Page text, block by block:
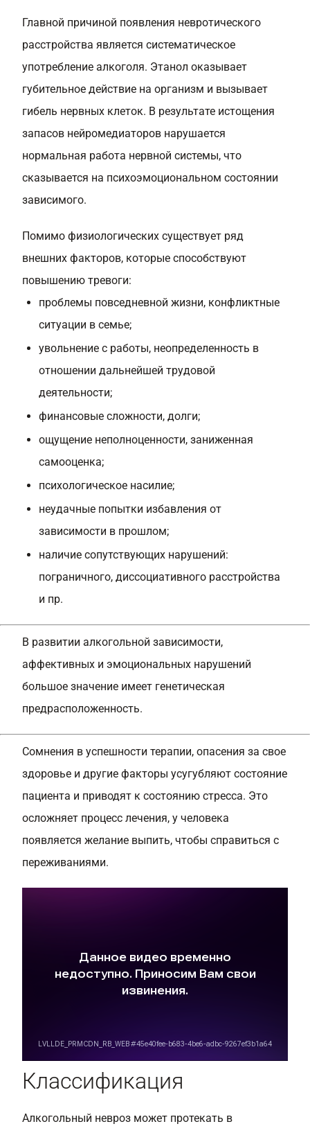
Главной причиной появления невротического
расстройства является систематическое
употребление алкоголя. Этанол оказывает
губительное действие на организм и вызывает
гибель нервных клеток. В результате истощения
запасов нейромедиаторов нарушается
нормальная работа нервной системы, что
сказывается на психоэмоциональном состоянии
зависимого.
Помимо физиологических существует ряд
внешних факторов, которые способствуют
повышению тревоги:
проблемы повседневной жизни, конфликтные
ситуации в семье;
увольнение с работы, неопределенность в
отношении дальнейшей трудовой
деятельности;
финансовые сложности, долги;
ощущение неполноценности, заниженная
самооценка;
психологическое насилие;
неудачные попытки избавления от
зависимости в прошлом;
наличие сопутствующих нарушений:
пограничного, диссоциативного расстройства
и пр.
В развитии алкогольной зависимости,
аффективных и эмоциональных нарушений
большое значение имеет генетическая
предрасположенность.
Сомнения в успешности терапии, опасения за свое
здоровье и другие факторы усугубляют состояние
пациента и приводят к состоянию стресса. Это
осложняет процесс лечения, у человека
появляется желание выпить, чтобы справиться с
переживаниями.
Классификация
Алкогольный невроз может протекать в